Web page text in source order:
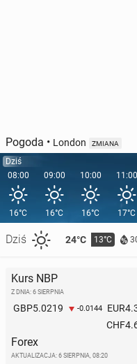
Pogoda • London ZMIANA
Dziś
08:00
16°C
Dziś 24°C 13°C
09:00
16°C
10:00
16°C
11:00
17°C
Kurs NBP
Z DNIA: 6 SIERPNIA
GBP5.0219 -0.0144 EUR
CHF
Forex
AKTUALIZACJA: 6 SIERPNIA, 08:20